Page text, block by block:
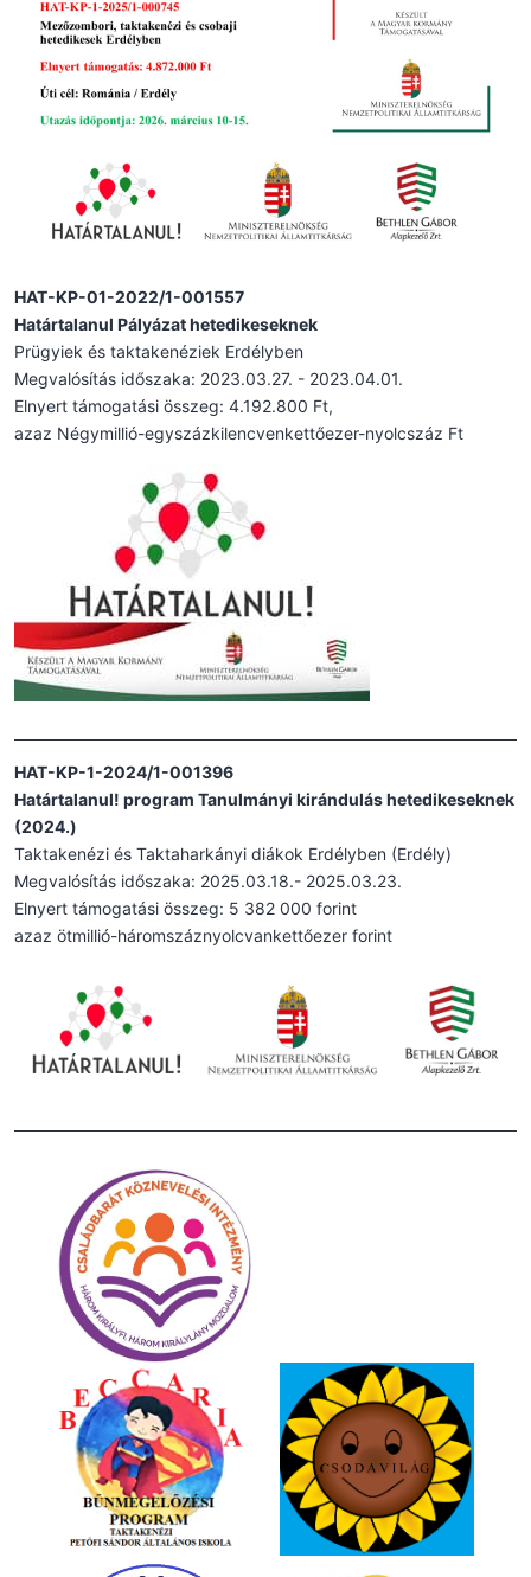
HAT-KP-01-2022/1-001557
Határtalanul Pályázat hetedikeseknek
Prügyiek és taktakenéziek Erdélyben
Megvalósítás időszaka: 2023.03.27. - 2023.04.01.
Elnyert támogatási összeg: 4.192.800 Ft,
azaz Négymillió-egyszázkilencvenkettőezer-nyolcszáz Ft
HAT-KP-1-2024/1-001396
Határtalanul! program Tanulmányi kirándulás hetedikeseknek
(2024.)
Taktakenézi és Taktaharkányi diákok Erdélyben (Erdély)
Megvalósítás időszaka: 2025.03.18.- 2025.03.23.
Elnyert támogatási összeg: 5 382 000 forint
azaz ötmillió-háromszáznyolcvankettőezer forint